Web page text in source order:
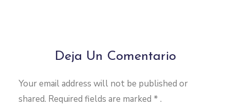
Deja Un Comentario
Your email address will not be published or
shared. Required fields are marked * .